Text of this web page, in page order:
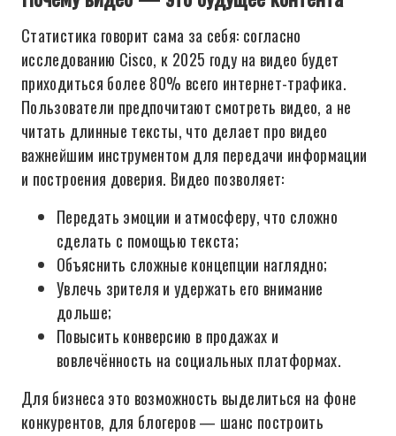
Статистика говорит сама за себя: согласно
исследованию Cisco, к 2025 году на видео будет
приходиться более 80% всего интернет-трафика.
Пользователи предпочитают смотреть видео, а не
читать длинные тексты, что делает про видео
важнейшим инструментом для передачи информации
и построения доверия. Видео позволяет:
Передать эмоции и атмосферу, что сложно
сделать с помощью текста;
Объяснить сложные концепции наглядно;
Увлечь зрителя и удержать его внимание
дольше;
Повысить конверсию в продажах и
вовлечённость на социальных платформах.
Для бизнеса это возможность выделиться на фоне
конкурентов, для блогеров — шанс построить